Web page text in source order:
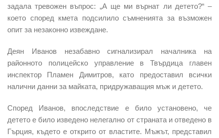
задала тревожен въпрос: „А ще ми върнат ли детето?“–
което според кмета подсилило съмненията за възможен
опит за незаконно извеждане.
Деян Иванов незабавно сигнализирал началника на
районното полицейско управление в Твърдица главен
инспектор Пламен Димитров, като предоставил всички
налични данни за майката, придружаващия мъж и детето.
Според Иванов, впоследствие е било установено, че
детето е било изведено нелегално от страната и отведено в
Гърция, където е открито от властите. Мъжът, представил